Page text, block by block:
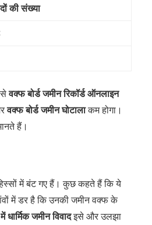
की संख्या
वक्फ बोर्ड जमीन रिकॉर्ड ऑनलाइन
वक्फ बोर्ड जमीन घोटालाकम होगा।
हैं।
में बंट गए हैं। कुछ कहते हैं कि ये
में डर है कि उनकी जमीन वक्फ के
धार्मिक जमीन विवादइसे और उलझा